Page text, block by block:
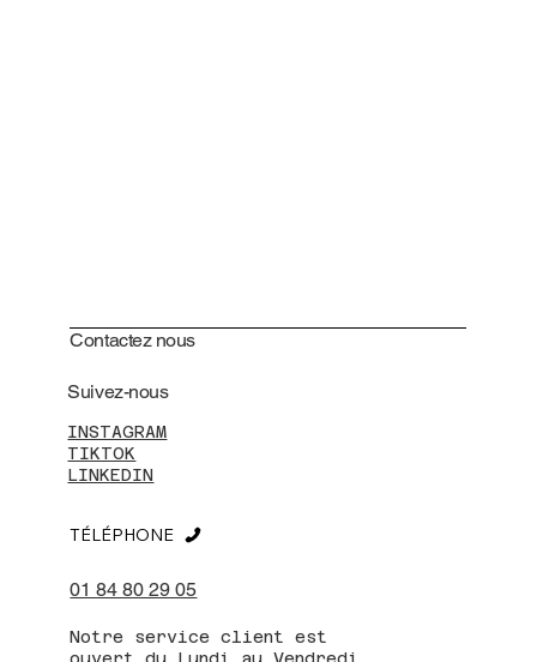
Contactez nous
INSTAGRAM
TIKTOK
LINKEDIN
Suivez-nous
01 84 80 29 05
TÉLÉPHONE
Notre service client est
ouvert du Lundi au Vendredi